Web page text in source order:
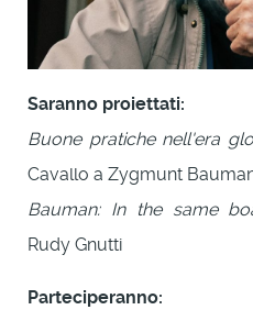
Saranno proiettati:
Buone pratiche nell'era
Cavallo a Zygmunt
Bauman: In the same
Rudy Gnutti
Parteciperanno: